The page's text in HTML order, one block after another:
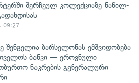
შერჩეულ კოლექციაზე ნაწილ-
09:27
შენგელია ბარსელონას ემშვიდობება
ბანკი — ეროვნული
ნაკრების გენერალური